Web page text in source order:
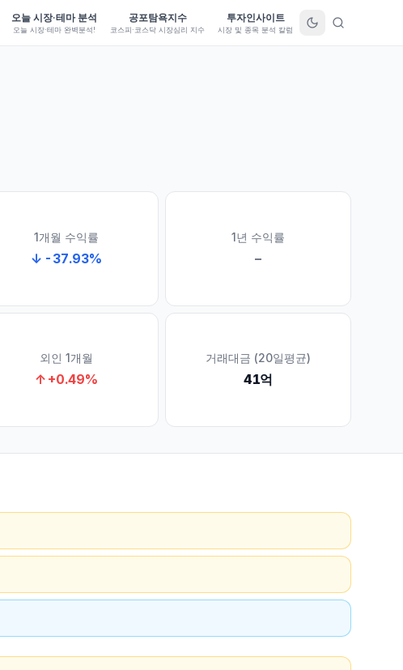
오늘 시장·테마 분석
오늘 시장·테마 완벽분석!
공포탐욕지수
코스피·코스닥 시장심리 지수
투자인사이트
시장 및 종목 분석 칼럼
1개월 수익률
↓ -37.93%
1년 수익률
–
외인 1개월
↑ +0.49%
거래대금 (20일평균)
41억